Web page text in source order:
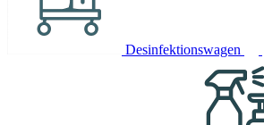
Desinfektionswagen